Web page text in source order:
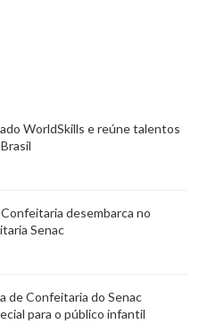
WorldSkills e reúne talentos
desembarca no
Senac
de Confeitaria do Senac
para o público infantil